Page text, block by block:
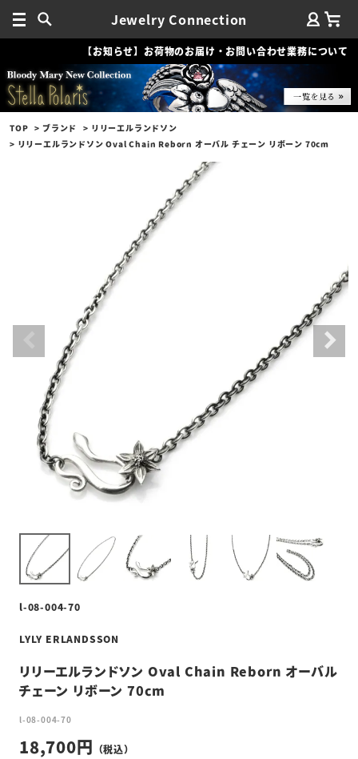
Jewelry Connection
【お知らせ】お荷物のお届け・お問い合わせ業務について
TOP ブランド
リリーエルランドソン
リリーエルランドソン Oval Chain Reborn オーバル チェーン リボーン 70cm
l-08-004-70
LYLY ERLANDSSON
リリーエルランドソン Oval Chain Reborn オーバル
チェーン リボーン 70cm
l-08-004-70
18,700